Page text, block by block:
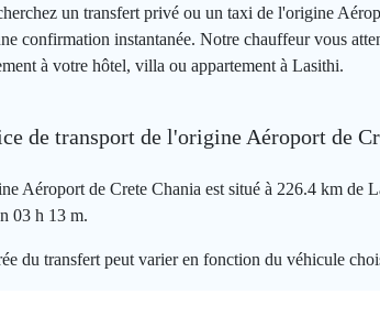
un transfert privé ou un taxi de l'origine
confirmation instantanée. Notre chauffeur vous
à votre hôtel, villa ou appartement à Lasithi.
de transport de l'origine Aéroport de
Aéroport de Crete Chania est situé à 226.4 km de
03 h 13 m.
du transfert peut varier en fonction du véhicule